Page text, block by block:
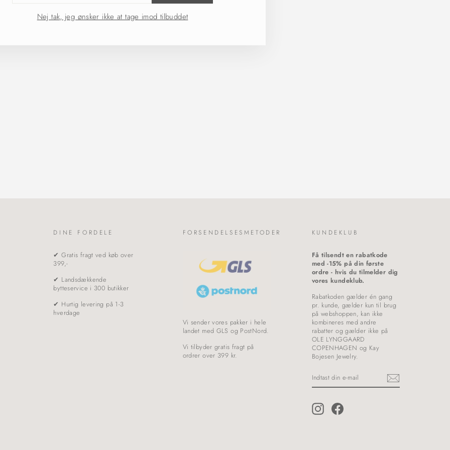
DINE FORDELE
✔ Gratis fragt ved køb over
399,-
✔ Landsdækkende
bytteservice i 300 butikker
✔ Hurtig levering på 1-3
hverdage
FORSENDELSESMETODER
Vi sender vores pakker i hele
landet med GLS og PostNord.
Vi tilbyder gratis fragt på
ordrer over 399 kr.
KUNDEKLUB
Få tilsendt en rabatkode
med -15% på din første
ordre - hvis du tilmelder dig
vores kundeklub.
Rabatkoden gælder én gang
pr. kunde, gælder kun til brug
på webshoppen, kan ikke
kombineres med andre
rabatter og gælder ikke på
OLE LYNGGAARD
COPENHAGEN og Kay
Bojesen Jewelry.
DIN
E-
InstagramFacebook
Nej tak, jeg ønsker ikke at tage imod tilbuddet